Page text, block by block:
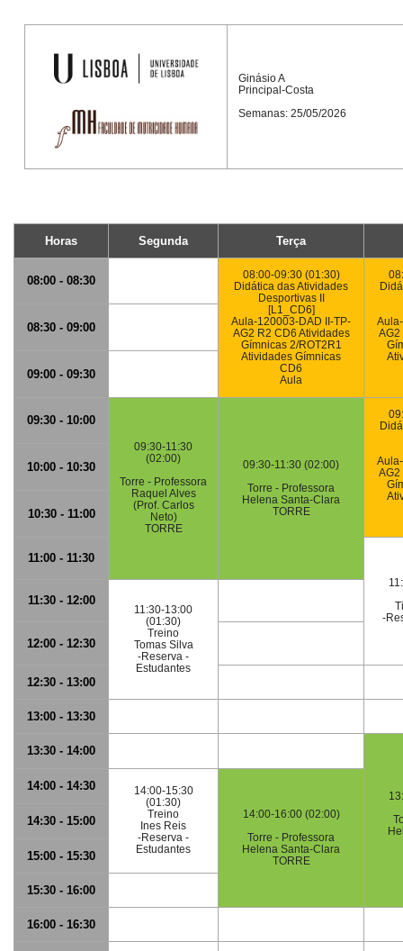
Ginásio A
Principal-Costa
Semanas: 25/05/2026
Horas Segunda Terça
08:00 - 08:30
08:00-09:30 (01:30)
Didática das Atividades
Desportivas II
[L1_CD6]
Aula-120003-DAD II-TP-
AG2 R2 CD6 Atividades
Gímnicas 2/ROT2R1
Atividades Gímnicas
CD6
Aula
AG2
08:30 - 09:00
09:00 - 09:30
09:30 - 10:00
09:30-11:30
(02:00)
Torre - Professora
Raquel Alves
(Prof. Carlos
Neto)
TORRE
09:30-11:30 (02:00)
Torre - Professora
Helena Santa-Clara
TORRE
AG2
10:00 - 10:30
10:30 - 11:00
11:00 - 11:30
-
11:30 - 12:00
11:30-13:00
(01:30)
Treino
Tomas Silva
-Reserva -
Estudantes
12:00 - 12:30
12:30 - 13:00
13:00 - 13:30
13:30 - 14:00
14:00 - 14:30
14:00-15:30
(01:30)
Treino
Ines Reis
-Reserva -
Estudantes
14:00-16:00 (02:00)
Torre - Professora
Helena Santa-Clara
TORRE
14:30 - 15:00
15:00 - 15:30
15:30 - 16:00
16:00 - 16:30